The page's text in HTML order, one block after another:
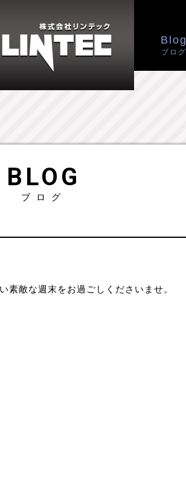
Blog
ブログ
BLOG
ブログ
素敵な週末をお過ごしくださいませ。